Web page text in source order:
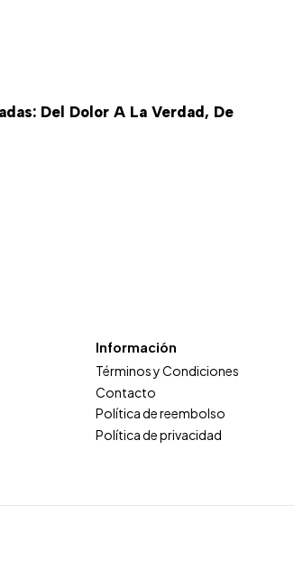
Del Dolor A La Verdad, De
Información
Términos y Condiciones
Contacto
Política de reembolso
Política de privacidad